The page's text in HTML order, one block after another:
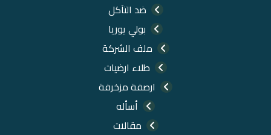
ضد التآكل
بولي يوريا
ملف الشركة
طلاء ارضيات
ارصفة مزخرفة
أسأله
مقالات